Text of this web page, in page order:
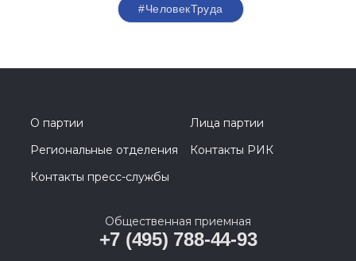
#ЧеловекТруда
О партии
Лица партии
Региональные отделения
Контакты РИК
Контакты пресс-службы
Общественная приемная
+7 (495) 788-44-93